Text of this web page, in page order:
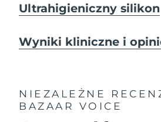
Ultrahigieniczny silikon
Wyniki kliniczne i
NIEZALEŻNE
BAZAAR VOICE